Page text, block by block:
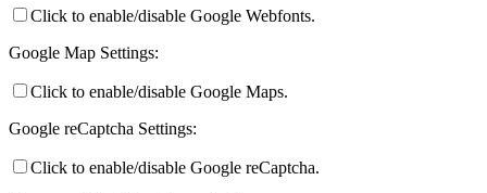
Click to enable/disable Google Webfonts.
Google Map Settings:
Click to enable/disable Google Maps.
Google reCaptcha Settings:
Click to enable/disable Google reCaptcha.